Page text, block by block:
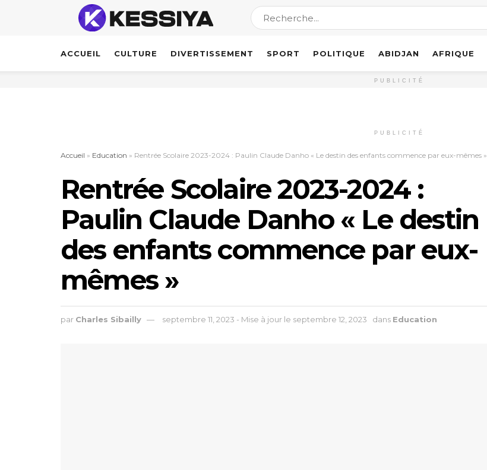
ACCUEIL CULTURE DIVERTISSEMENT SPORT POLITIQUE ABIDJAN AFRIQUE
PUBLICITÉ
PUBLICITÉ
Accueil » Education » Rentrée Scolaire 2023-2024 : Paulin Claude Danho « Le destin des enfants commence par eux-mêmes »
Rentrée Scolaire 2023-2024 :
Paulin Claude Danho « Le destin
des enfants commence par eux-
mêmes »
par Charles Sibailly septembre 11, 2023 - Mise à jour le septembre 12, 2023 dans Education